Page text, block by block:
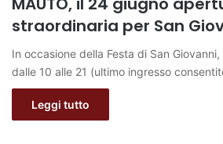
straordinaria per San
In occasione della Festa di San
dalle 10 alle 21 (ultimo ingresso
Leggi tutto